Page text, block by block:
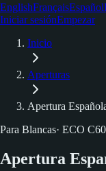
EnglishFrançaisEspañol
Iniciar sesiónEmpezar
Inicio
Aperturas
Apertura
Para Blancas· ECO
Apertura